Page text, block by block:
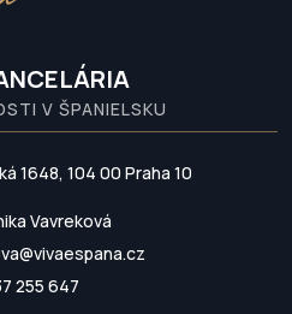
V ŠPANIELSKU
1648, 104 00 Praha 10
Vavreková
255 647